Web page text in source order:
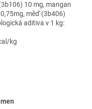
10 mg, mangan
měď (3b406)
aditiva v 1 kg:
kg